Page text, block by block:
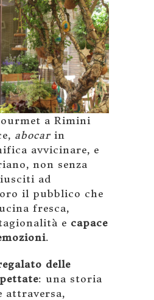
a Rimini
abocarin
avvicinare, e
non senza
ad
il pubblico che
fresca,
e capace
.
delle
: una storia
attraversa,